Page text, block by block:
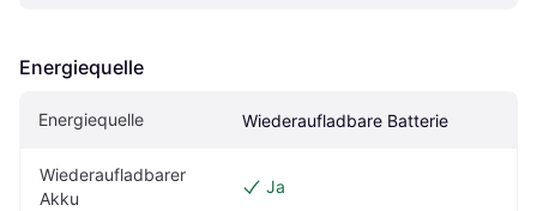
Energiequelle
Energiequelle Wiederaufladbare Batterie
Wiederaufladbarer
Akku
Ja